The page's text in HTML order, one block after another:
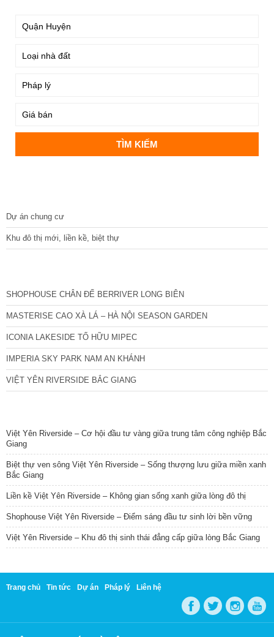
Dự án chung cư
Khu đô thị mới, liền kề, biệt thự
SHOPHOUSE CHÂN ĐẾ BERRIVER LONG BIÊN
MASTERISE CAO XÀ LÁ – HÀ NỘI SEASON GARDEN
ICONIA LAKESIDE TỐ HỮU MIPEC
IMPERIA SKY PARK NAM AN KHÁNH
VIỆT YÊN RIVERSIDE BẮC GIANG
Việt Yên Riverside – Cơ hội đầu tư vàng giữa trung tâm công nghiệp Bắc
Giang
Biệt thự ven sông Việt Yên Riverside – Sống thượng lưu giữa miền xanh
Bắc Giang
Liền kề Việt Yên Riverside – Không gian sống xanh giữa lòng đô thị
Shophouse Việt Yên Riverside – Điểm sáng đầu tư sinh lời bền vững
Việt Yên Riverside – Khu đô thị sinh thái đẳng cấp giữa lòng Bắc Giang
Trang chủ Tin tức Dự án Pháp lý Liên hệ